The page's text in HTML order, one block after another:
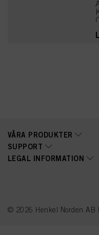
VÅRA PRODUKTER
SUPPORT
LEGAL INFORMATION
© 2026 Henkel Norden AB |